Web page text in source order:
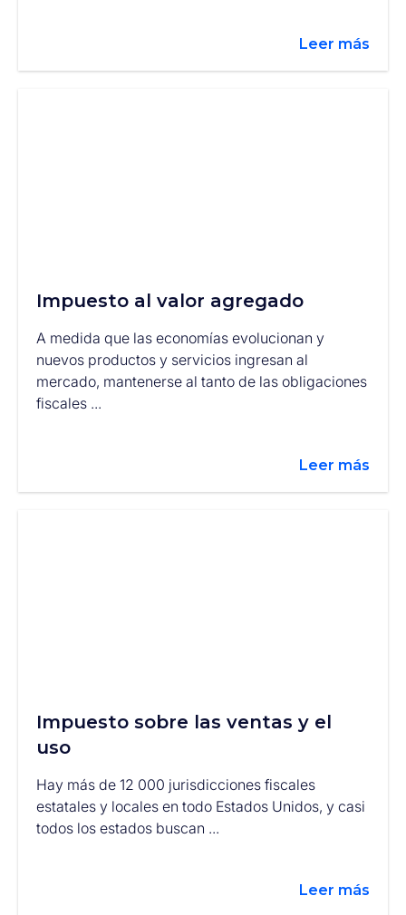
Leer más
Impuesto al valor agregado
A medida que las economías evolucionan y
nuevos productos y servicios ingresan al
mercado, mantenerse al tanto de las obligaciones
fiscales ...
Leer más
Impuesto sobre las ventas y el
uso
Hay más de 12 000 jurisdicciones fiscales
estatales y locales en todo Estados Unidos, y casi
todos los estados buscan ...
Leer más